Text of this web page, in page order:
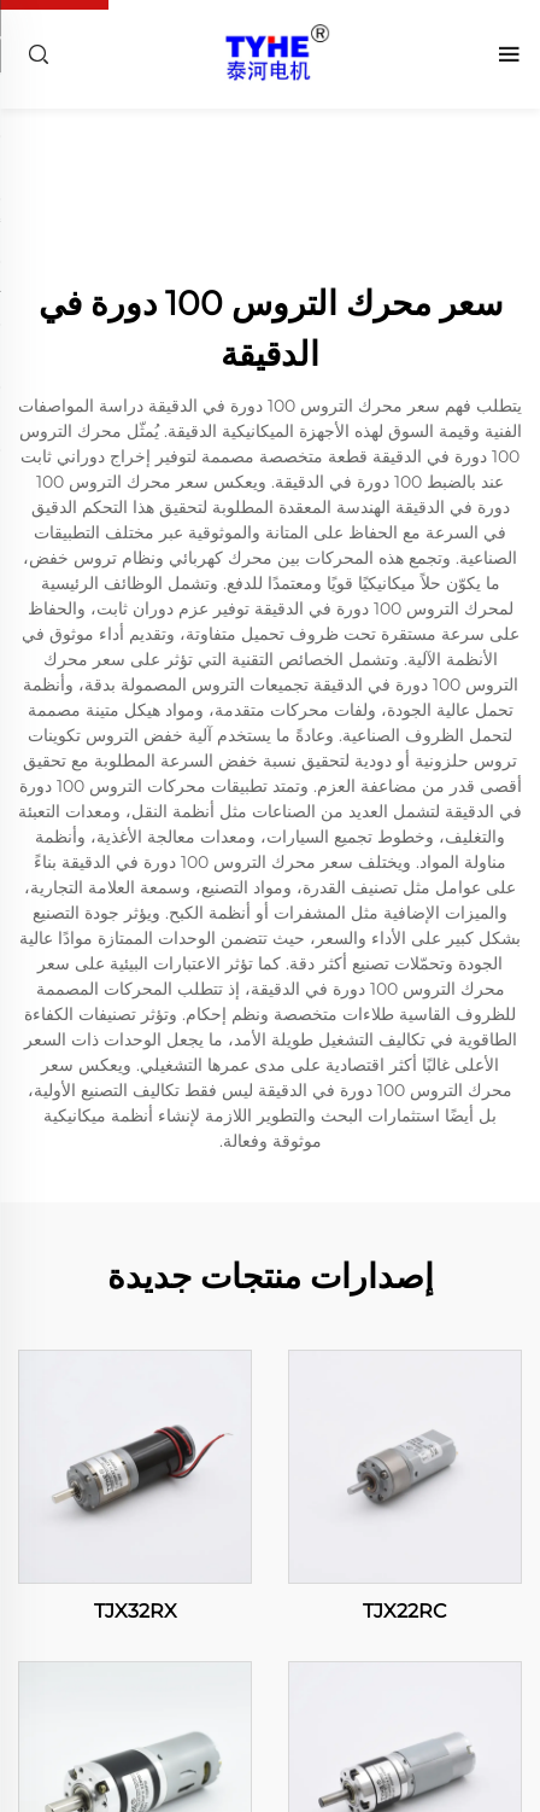
سعر محرك التروس 100 دورة في
الدقيقة
يتطلب فهم سعر محرك التروس 100 دورة في الدقيقة دراسة المواصفات
الفنية وقيمة السوق لهذه الأجهزة الميكانيكية الدقيقة. يُمثّل محرك التروس
100 دورة في الدقيقة قطعة متخصصة مصممة لتوفير إخراج دوراني ثابت
عند بالضبط 100 دورة في الدقيقة. ويعكس سعر محرك التروس 100
دورة في الدقيقة الهندسة المعقدة المطلوبة لتحقيق هذا التحكم الدقيق
في السرعة مع الحفاظ على المتانة والموثوقية عبر مختلف التطبيقات
الصناعية. وتجمع هذه المحركات بين محرك كهربائي ونظام تروس خفض،
ما يكوّن حلاً ميكانيكيًا قويًا ومعتمدًا للدفع. وتشمل الوظائف الرئيسية
لمحرك التروس 100 دورة في الدقيقة توفير عزم دوران ثابت، والحفاظ
على سرعة مستقرة تحت ظروف تحميل متفاوتة، وتقديم أداء موثوق في
الأنظمة الآلية. وتشمل الخصائص التقنية التي تؤثر على سعر محرك
التروس 100 دورة في الدقيقة تجميعات التروس المصمولة بدقة، وأنظمة
تحمل عالية الجودة، ولفات محركات متقدمة، ومواد هيكل متينة مصممة
لتحمل الظروف الصناعية. وعادةً ما يستخدم آلية خفض التروس تكوينات
تروس حلزونية أو دودية لتحقيق نسبة خفض السرعة المطلوبة مع تحقيق
أقصى قدر من مضاعفة العزم. وتمتد تطبيقات محركات التروس 100 دورة
في الدقيقة لتشمل العديد من الصناعات مثل أنظمة النقل، ومعدات التعبئة
والتغليف، وخطوط تجميع السيارات، ومعدات معالجة الأغذية، وأنظمة
مناولة المواد. ويختلف سعر محرك التروس 100 دورة في الدقيقة بناءً
على عوامل مثل تصنيف القدرة، ومواد التصنيع، وسمعة العلامة التجارية،
والميزات الإضافية مثل المشفرات أو أنظمة الكبح. ويؤثر جودة التصنيع
بشكل كبير على الأداء والسعر، حيث تتضمن الوحدات الممتازة موادًا عالية
الجودة وتحمّلات تصنيع أكثر دقة. كما تؤثر الاعتبارات البيئية على سعر
محرك التروس 100 دورة في الدقيقة، إذ تتطلب المحركات المصممة
للظروف القاسية طلاءات متخصصة ونظم إحكام. وتؤثر تصنيفات الكفاءة
الطاقوية في تكاليف التشغيل طويلة الأمد، ما يجعل الوحدات ذات السعر
الأعلى غالبًا أكثر اقتصادية على مدى عمرها التشغيلي. ويعكس سعر
محرك التروس 100 دورة في الدقيقة ليس فقط تكاليف التصنيع الأولية،
بل أيضًا استثمارات البحث والتطوير اللازمة لإنشاء أنظمة ميكانيكية
موثوقة وفعالة.
إصدارات منتجات جديدة
TJX22RC
TJX32RX